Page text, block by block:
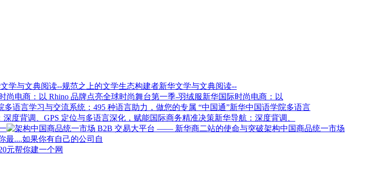
新华文学与文典阅读--
新华国际时尚电商：以
新华中国语学院多语言
新华导航：深度背调、
架构中国商品统一市场
如果你有自己的公司自
元帮你建一个网